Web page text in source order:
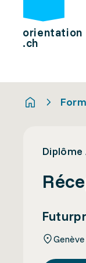
orientation
.ch